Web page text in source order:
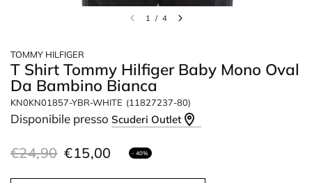
1 / 4
TOMMY HILFIGER
T Shirt Tommy Hilfiger Baby Mono Oval
Da Bambino Bianca
KN0KN01857-YBR-WHITE (11827237-80)
Disponibile pressoScuderi Outlet
€24,90 €15,00 - 40%